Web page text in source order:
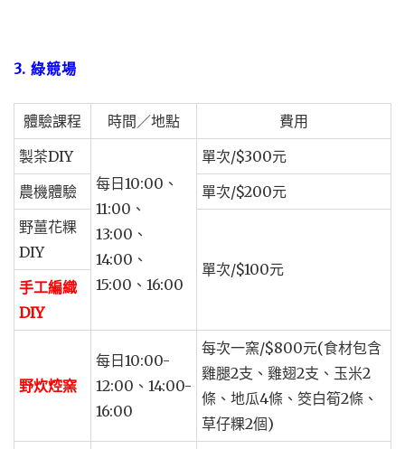
3. 綠競場
體驗課程 時間／地點
費用
製茶DIY
每日10:00、
11:00、
13:00、
14:00、
15:00、16:00
單次/$300元
農機體驗
單次/$200元
野薑花粿
DIY
單次/$100元
手工編織
DIY
野炊焢窯
每日10:00-
12:00、14:00-
16:00
每次一窯/$800元(食材包含
雞腿2支、雞翅2支、玉米2
條、地瓜4條、筊白筍2條、
草仔粿2個)